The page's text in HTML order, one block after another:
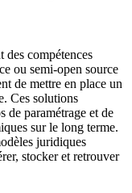
des compétences
ou semi-open source
de mettre en place un
Ces solutions
de paramétrage et de
sur le long terme.
juridiques
stocker et retrouver